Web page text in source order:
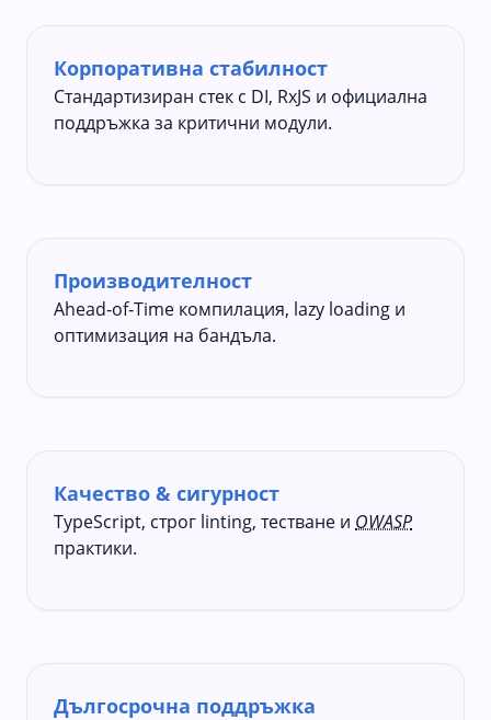
Корпоративна стабилност
Стандартизиран стек с DI, RxJS и официална
поддръжка за критични модули.
Производителност
Ahead‑of‑Time компилация, lazy loading и
оптимизация на бандъла.
Качество & сигурност
TypeScript, строг linting, тестване и OWASP
практики.
Дългосрочна поддръжка